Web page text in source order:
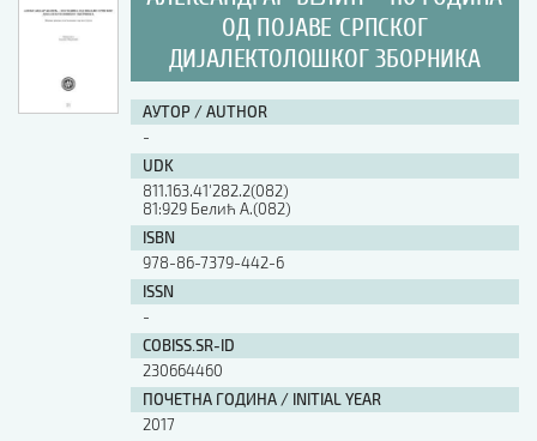
ISBN
ОД ПОЈАВЕ СРПСКОГ
ДИЈАЛЕКТОЛОШКОГ ЗБОРНИКА
АУТОР / AUTHOR
-
UDK
811.163.41'282.2(082)
81:929 Белић А.(082)
ISBN
978-86-7379-442-6
ISSN
-
COBISS.SR-ID
230664460
ПОЧЕТНА ГОДИНА / INITIAL YEAR
2017